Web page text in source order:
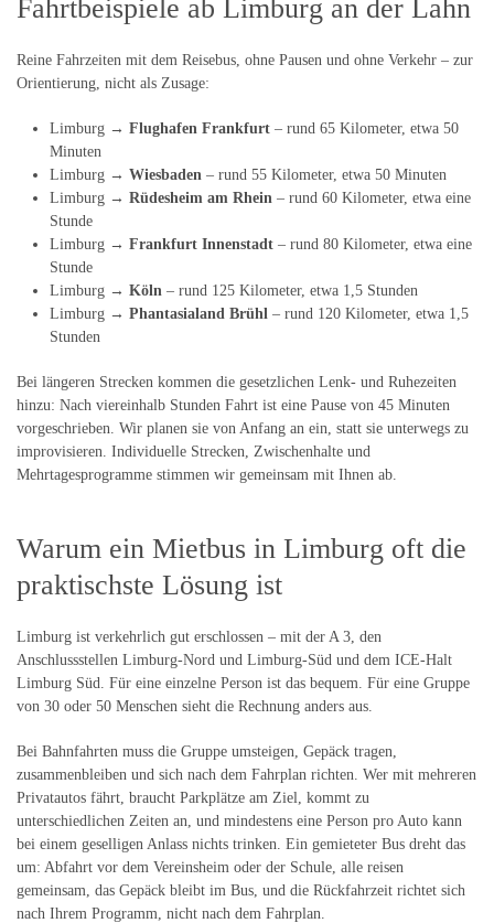
Fahrtbeispiele ab Limburg an der Lahn
Reine Fahrzeiten mit dem Reisebus, ohne Pausen und ohne Verkehr – zur
Orientierung, nicht als Zusage:
Limburg → Flughafen Frankfurt – rund 65 Kilometer, etwa 50
Minuten
Limburg → Wiesbaden – rund 55 Kilometer, etwa 50 Minuten
Limburg → Rüdesheim am Rhein – rund 60 Kilometer, etwa eine
Stunde
Limburg → Frankfurt Innenstadt – rund 80 Kilometer, etwa eine
Stunde
Limburg → Köln – rund 125 Kilometer, etwa 1,5 Stunden
Limburg → Phantasialand Brühl – rund 120 Kilometer, etwa 1,5
Stunden
Bei längeren Strecken kommen die gesetzlichen Lenk- und Ruhezeiten
hinzu: Nach viereinhalb Stunden Fahrt ist eine Pause von 45 Minuten
vorgeschrieben. Wir planen sie von Anfang an ein, statt sie unterwegs zu
improvisieren. Individuelle Strecken, Zwischenhalte und
Mehrtagesprogramme stimmen wir gemeinsam mit Ihnen ab.
Warum ein Mietbus in Limburg oft die
praktischste Lösung ist
Limburg ist verkehrlich gut erschlossen – mit der A 3, den
Anschlussstellen Limburg-Nord und Limburg-Süd und dem ICE-Halt
Limburg Süd. Für eine einzelne Person ist das bequem. Für eine Gruppe
von 30 oder 50 Menschen sieht die Rechnung anders aus.
Bei Bahnfahrten muss die Gruppe umsteigen, Gepäck tragen,
zusammenbleiben und sich nach dem Fahrplan richten. Wer mit mehreren
Privatautos fährt, braucht Parkplätze am Ziel, kommt zu
unterschiedlichen Zeiten an, und mindestens eine Person pro Auto kann
bei einem geselligen Anlass nichts trinken. Ein gemieteter Bus dreht das
um: Abfahrt vor dem Vereinsheim oder der Schule, alle reisen
gemeinsam, das Gepäck bleibt im Bus, und die Rückfahrzeit richtet sich
nach Ihrem Programm, nicht nach dem Fahrplan.